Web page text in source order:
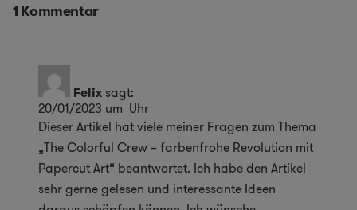
1 Kommentar
Felixsagt:
20/01/2023 um Uhr
Dieser Artikel hat viele meiner Fragen zum Thema
„The Colorful Crew – farbenfrohe Revolution mit
Papercut Art“ beantwortet. Ich habe den Artikel
sehr gerne gelesen und interessante Ideen